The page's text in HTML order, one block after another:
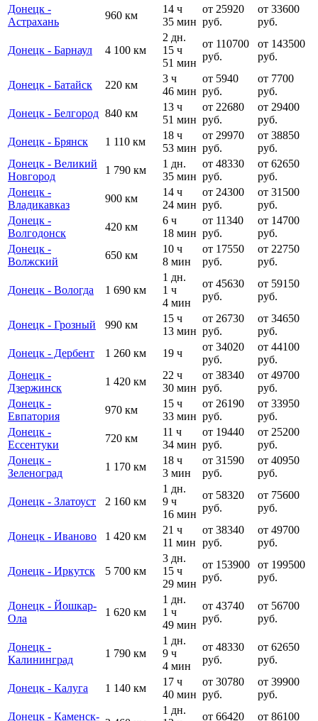
Донецк -
Астрахань
960 км
14 ч
35 мин
от 25920
руб.
от 33600
руб.
Донецк - Барнаул 4 100 км
2 дн.
15 ч
51 мин
от 110700
руб.
от 143500
руб.
Донецк - Батайск 220 км
3 ч
46 мин
от 5940
руб.
от 7700
руб.
Донецк - Белгород 840 км
13 ч
51 мин
от 22680
руб.
от 29400
руб.
Донецк - Брянск
1 110 км
18 ч
53 мин
от 29970
руб.
от 38850
руб.
Донецк - Великий
Новгород
1 790 км
1 дн.
35 мин
от 48330
руб.
от 62650
руб.
Донецк -
Владикавказ
900 км
14 ч
24 мин
от 24300
руб.
от 31500
руб.
Донецк -
Волгодонск
420 км
6 ч
18 мин
от 11340
руб.
от 14700
руб.
Донецк -
Волжский
650 км
10 ч
8 мин
от 17550
руб.
от 22750
руб.
Донецк - Вологда 1 690 км
1 дн.
1 ч
4 мин
от 45630
руб.
от 59150
руб.
Донецк - Грозный 990 км
15 ч
13 мин
от 26730
руб.
от 34650
руб.
Донецк - Дербент
1 260 км 19 ч
от 34020
руб.
от 44100
руб.
Донецк -
Дзержинск
1 420 км
22 ч
30 мин
от 38340
руб.
от 49700
руб.
Донецк -
Евпатория
970 км
15 ч
33 мин
от 26190
руб.
от 33950
руб.
Донецк -
Ессентуки
720 км
11 ч
34 мин
от 19440
руб.
от 25200
руб.
Донецк -
Зеленоград
1 170 км
18 ч
3 мин
от 31590
руб.
от 40950
руб.
Донецк - Златоуст 2 160 км
1 дн.
9 ч
16 мин
от 58320
руб.
от 75600
руб.
Донецк - Иваново 1 420 км
21 ч
11 мин
от 38340
руб.
от 49700
руб.
Донецк - Иркутск 5 700 км
3 дн.
15 ч
29 мин
от 153900
руб.
от 199500
руб.
Донецк - Йошкар-
Ола
1 620 км
1 дн.
1 ч
49 мин
от 43740
руб.
от 56700
руб.
Донецк -
Калининград
1 790 км
1 дн.
9 ч
4 мин
от 48330
руб.
от 62650
руб.
Донецк - Калуга 1 140 км
17 ч
40 мин
от 30780
руб.
от 39900
руб.
Донецк - Каменск-
1 дн.
от 66420
от 86100